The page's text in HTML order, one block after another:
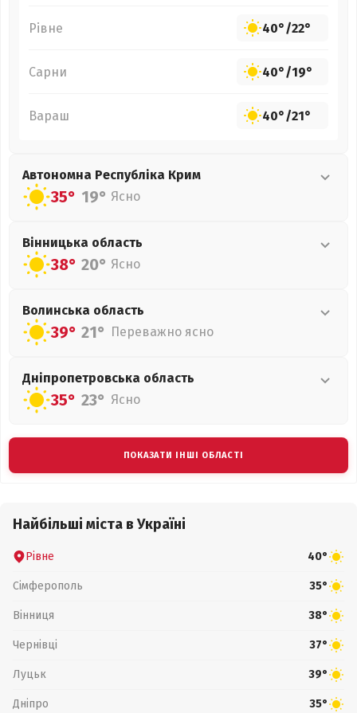
Рівне 40°/22°
Сарни 40°/19°
Вараш 40°/21°
Автономна Республіка Крим
35° 19° Ясно
Вінницька область
38° 20° Ясно
Волинська область
39° 21° Переважно ясно
Дніпропетровська область
35° 23° Ясно
ПОКАЗАТИ ІНШІ ОБЛАСТІ
Найбільші міста в Україні
Рівне 40°
Сімферополь 35°
Вінниця 38°
Чернівці 37°
Луцьк 39°
Дніпро 35°